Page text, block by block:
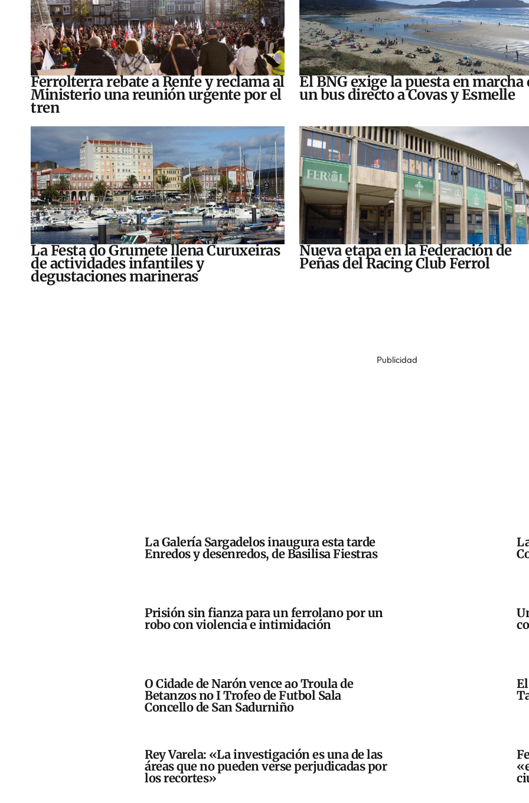
Ferrolterra rebate a Renfe y reclama al
Ministerio una reunión urgente por el
tren
El BNG exige la puesta en marcha
un bus directo a Covas y Esmelle
La Festa do Grumete llena Curuxeiras
de actividades infantiles y
degustaciones marineras
Nueva etapa en la Federación de
Peñas del Racing Club Ferrol
Publicidad
La Galería Sargadelos inaugura esta tarde
Enredos y desenredos, de Basilisa Fiestras
Prisión sin fianza para un ferrolano por un
robo con violencia e intimidación
O Cidade de Narón vence ao Troula de
Betanzos no I Trofeo de Futbol Sala
Concello de San Sadurniño
Rey Varela: «La investigación es una de las
áreas que no pueden verse perjudicadas por
los recortes»